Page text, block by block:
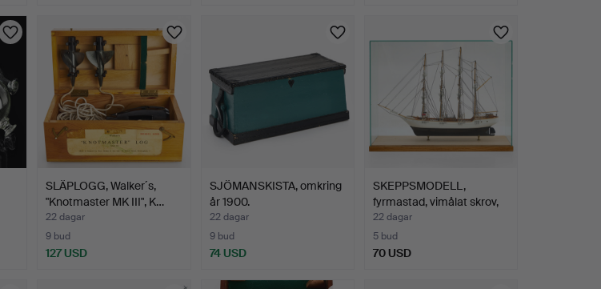
SLÄPLOGG, Walker´s,
"Knotmaster MK III", K…
22 dagar
9 bud
127 USD
SJÖMANSKISTA, omkring
år 1900.
22 dagar
9 bud
74 USD
SKEPPSMODELL,
fyrmastad, vimålat skrov,
me…
22 dagar
5 bud
70 USD